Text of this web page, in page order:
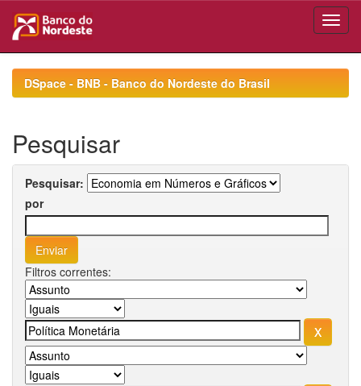
navigationDSpace - BNB - Banco do Nordeste do Brasil
Pesquisar
Pesquisar:
por
Filtros correntes: